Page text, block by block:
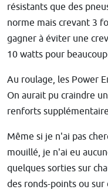
résistants que des
norme mais crevant 3
gagner à éviter une
10 watts pour
Au roulage, les Power
On aurait pu craindre
renforts
Même si je n'ai pas
mouillé, je n'ai eu
quelques sorties sur
des ronds-points ou sur